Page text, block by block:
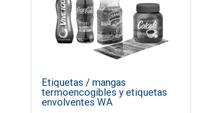
Etiquetas / mangas
termoencogibles y etiquetas
envolventes WA